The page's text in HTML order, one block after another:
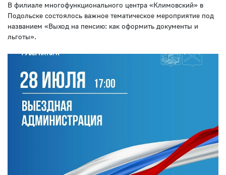
В филиале многофункционального центра «Климовский» в
Подольске состоялось важное тематическое мероприятие под
названием «Выход на пенсию: как оформить документы и
льготы».